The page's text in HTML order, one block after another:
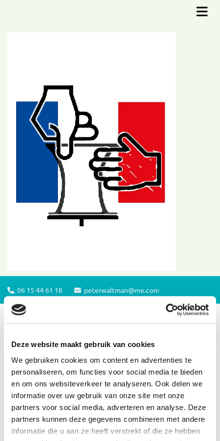
Deze website maakt gebruik van cookies
We gebruiken cookies om content en advertenties te
personaliseren, om functies voor social media te bieden
en om ons websiteverkeer te analyseren. Ook delen we
informatie over uw gebruik van onze site met onze
partners voor social media, adverteren en analyse. Deze
partners kunnen deze gegevens combineren met andere
informatie die u aan ze heeft verstrekt of die ze hebben
 06 15 44 61 18  peterwaltman@me.com